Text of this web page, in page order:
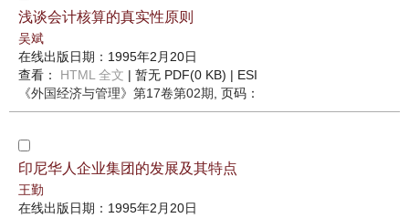
浅谈会计核算的真实性原则
吴斌
在线出版日期：1995年2月20日
查看： HTML 全文 | 暂无 PDF(0 KB) | ESI
《外国经济与管理》 第17卷第02期 , 页码：
印尼华人企业集团的发展及其特点
王勤
在线出版日期：1995年2月20日